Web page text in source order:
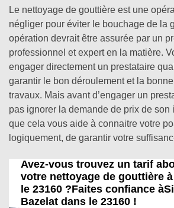
Le nettoyage de gouttière est une
négliger pour éviter le bouchage de la
opération devrait être assurée par un
professionnel et expert en la matière.
engager directement un prestataire
garantir le bon déroulement et la
travaux. Mais avant d’engager un
pas ignorer la demande de prix de son
que cela vous aide à connaitre votre
logiquement, de garantir votre
Avez-vous trouvez un tarif
votre nettoyage de gouttière
le 23160 ?Faites confiance
Bazelat dans le 23160 !